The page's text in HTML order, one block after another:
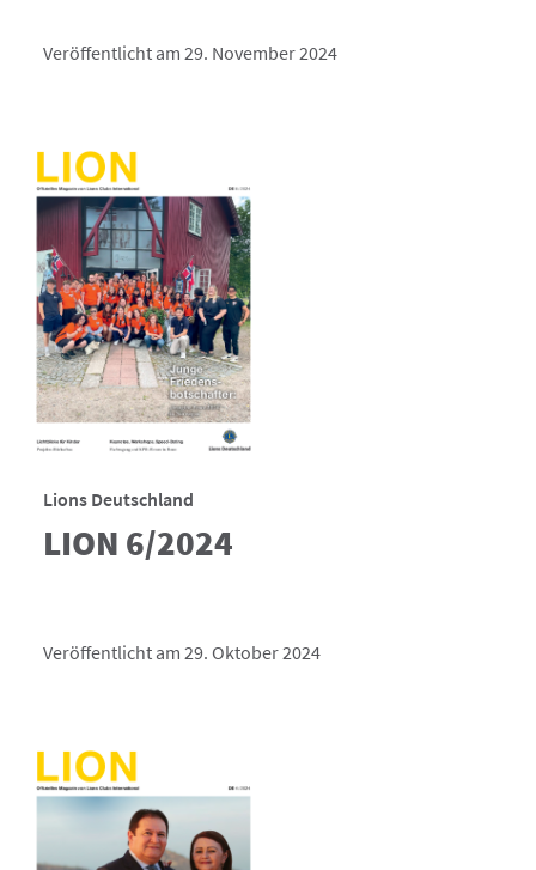
Veröffentlicht am 29. November 2024
Lions Deutschland
LION 6/2024
Veröffentlicht am 29. Oktober 2024